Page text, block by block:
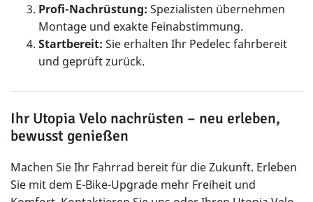
Profi-Nachrüstung: Spezialisten übernehmen
Montage und exakte Feinabstimmung.
Startbereit: Sie erhalten Ihr Pedelec fahrbereit
und geprüft zurück.
Ihr Utopia Velo nachrüsten – neu erleben,
bewusst genießen
Machen Sie Ihr Fahrrad bereit für die Zukunft. Erleben
Sie mit dem E-Bike-Upgrade mehr Freiheit und